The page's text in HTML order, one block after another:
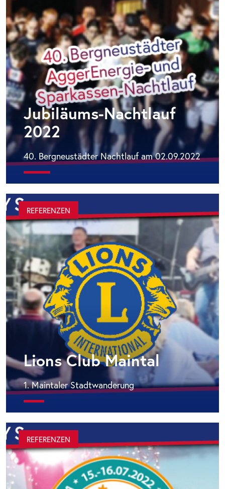
Jubiläums-Nachtlauf
2022
40. Bergneustädter Nachtlauf am 02.09.2022
Lions Club Maintal
REFERENZEN
1. Maintaler Stadtwanderung
REFERENZEN